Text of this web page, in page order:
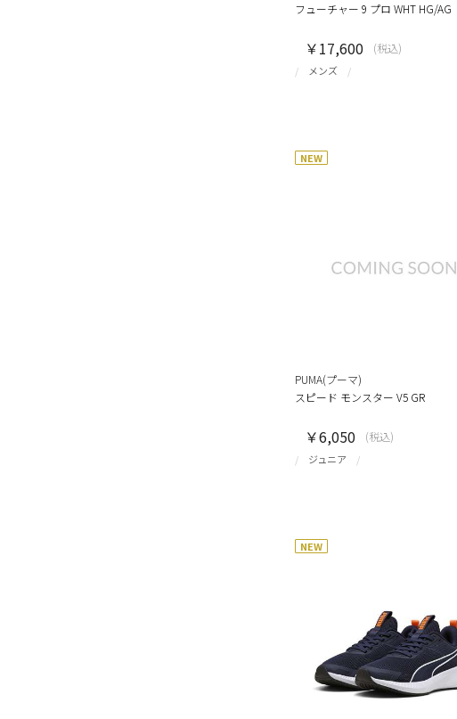
フューチャー 9 プロ WHT HG/AG
メンズ
￥17,600 (税込)
NEW
PUMA(プーマ)
スピード モンスター V5 GR
ジュニア
￥6,050 (税込)
NEW